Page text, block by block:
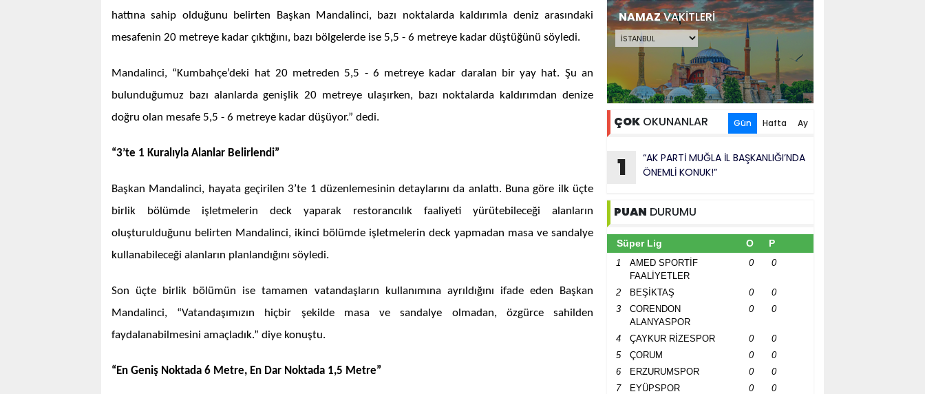
hattına sahip olduğunu belirten Başkan Mandalinci, bazı noktalarda kaldırımla deniz arasındaki
mesafenin 20 metreye kadar çıktığını, bazı bölgelerde ise 5,5 - 6 metreye kadar düştüğünü söyledi.
Mandalinci, “Kumbahçe’deki hat 20 metreden 5,5 - 6 metreye kadar daralan bir yay hat. Şu an
bulunduğumuz bazı alanlarda genişlik 20 metreye ulaşırken, bazı noktalarda kaldırımdan denize
doğru olan mesafe 5,5 - 6 metreye kadar düşüyor.” dedi.
“3’te 1 Kuralıyla Alanlar Belirlendi”
Başkan Mandalinci, hayata geçirilen 3’te 1 düzenlemesinin detaylarını da anlattı. Buna göre ilk üçte
birlik bölümde işletmelerin deck yaparak restorancılık faaliyeti yürütebileceği alanların
oluşturulduğunu belirten Mandalinci, ikinci bölümde işletmelerin deck yapmadan masa ve sandalye
kullanabileceği alanların planlandığını söyledi.
Son üçte birlik bölümün ise tamamen vatandaşların kullanımına ayrıldığını ifade eden Başkan
Mandalinci, “Vatandaşımızın hiçbir şekilde masa ve sandalye olmadan, özgürce sahilden
faydalanabilmesini amaçladık.” diye konuştu.
“En Geniş Noktada 6 Metre, En Dar Noktada 1,5 Metre”
NAMAZVAKİTLERİ
ÇOK OKUNANLAR Gün Hafta Ay
1
“AK PARTİ MUĞLA İL BAŞKANLIĞI’NDA
ÖNEMLİ KONUK!”
PUAN DURUMU
Süper Lig O P
1
AMED SPORTİF
FAALİYETLER
0 0
2 BEŞİKTAŞ 0
0
3
CORENDON
ALANYASPOR
0 0
4 ÇAYKUR RİZESPOR 0
0
5
ÇORUM 0
0
6
ERZURUMSPOR 0
0
7
EYÜPSPOR 0
0